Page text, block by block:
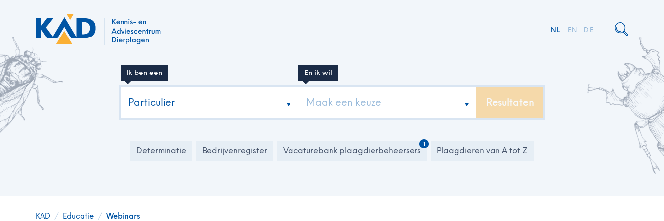
DE
EN
NL
Particulier
Ik ben een
Maak een keuze
En ik wil
Resultaten
Determinatie Bedrijvenregister Vacaturebank plaagdierbeheersers
1
Plaagdieren van A tot Z
KAD / Educatie / Webinars